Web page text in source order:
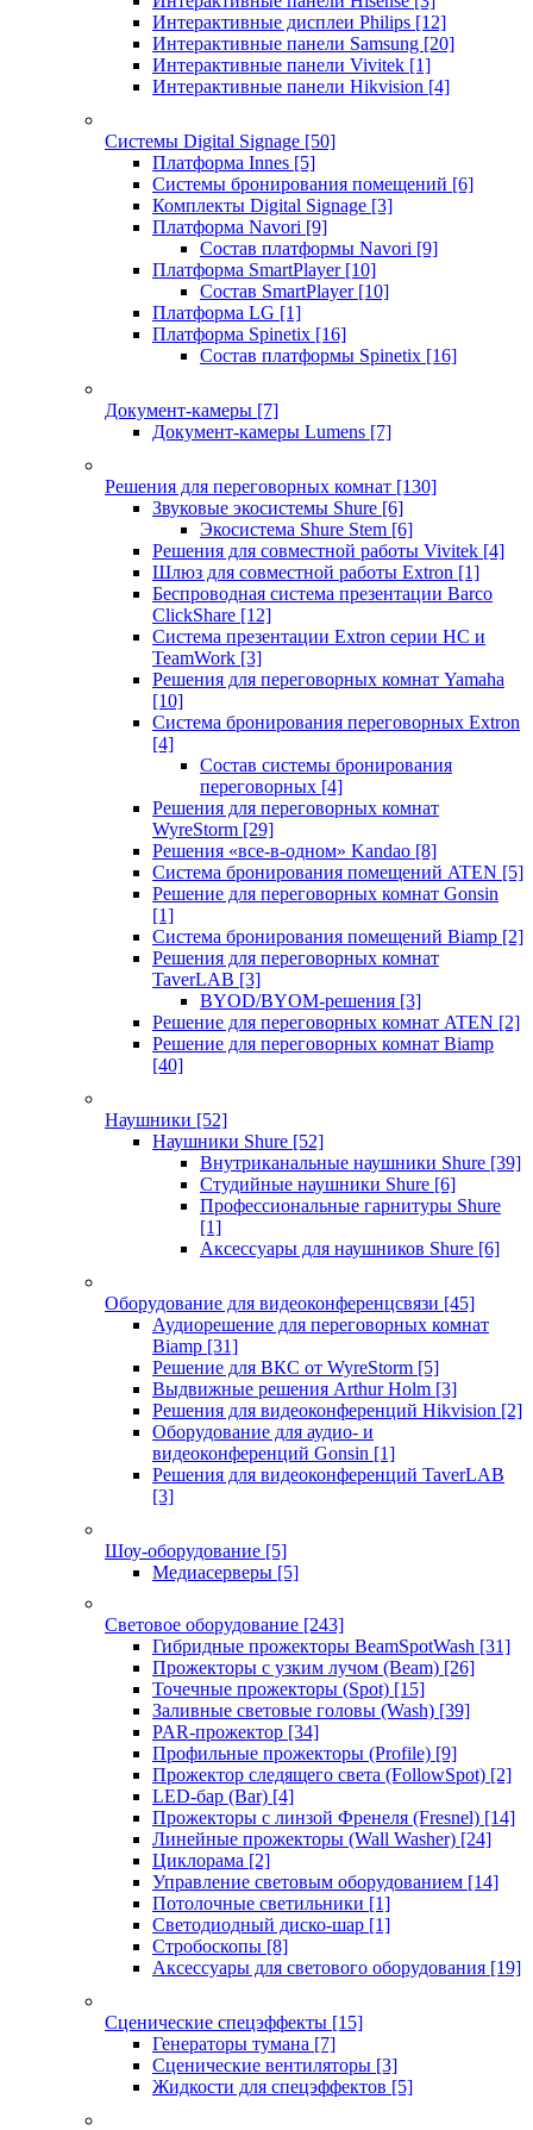
Интерактивные дисплеи Philips [12]
Интерактивные панели Samsung [20]
Интерактивные панели Vivitek [1]
Интерактивные панели Hikvision [4]
Системы Digital Signage [50]
Платформа Innes [5]
Системы бронирования помещений [6]
Комплекты Digital Signage [3]
Платформа Navori [9]
Состав платформы Navori [9]
Платформа SmartPlayer [10]
Состав SmartPlayer [10]
Платформа LG [1]
Платформа Spinetix [16]
Состав платформы Spinetix [16]
Документ-камеры [7]
Документ-камеры Lumens [7]
Решения для переговорных комнат [130]
Звуковые экосистемы Shure [6]
Экосистема Shure Stem [6]
Решения для совместной работы Vivitek [4]
Шлюз для совместной работы Extron [1]
Беспроводная система презентации Barco
ClickShare [12]
Система презентации Extron серии HC и
TeamWork [3]
Решения для переговорных комнат Yamaha
[10]
Система бронирования переговорных Extron
[4]
Состав системы бронирования
переговорных [4]
Решения для переговорных комнат
WyreStorm [29]
Решения «все-в-одном» Kandao [8]
Система бронирования помещений ATEN [5]
Решение для переговорных комнат Gonsin
[1]
Система бронирования помещений Biamp [2]
Решения для переговорных комнат
TaverLAB [3]
BYOD/BYOM-решения [3]
Решение для переговорных комнат ATEN [2]
Решение для переговорных комнат Biamp
[40]
Наушники [52]
Наушники Shure [52]
Внутриканальные наушники Shure [39]
Студийные наушники Shure [6]
Профессиональные гарнитуры Shure
[1]
Аксессуары для наушников Shure [6]
Оборудование для видеоконференцсвязи [45]
Аудиорешение для переговорных комнат
Biamp [31]
Решение для ВКС от WyreStorm [5]
Выдвижные решения Arthur Holm [3]
Решения для видеоконференций Hikvision [2]
Оборудование для аудио- и
видеоконференций Gonsin [1]
Решения для видеоконференций TaverLAB
[3]
Шоу-оборудование [5]
Медиасерверы [5]
Световое оборудование [243]
Гибридные прожекторы BeamSpotWash [31]
Прожекторы с узким лучом (Beam) [26]
Точечные прожекторы (Spot) [15]
Заливные световые головы (Wash) [39]
PAR-прожектор [34]
Профильные прожекторы (Profile) [9]
Прожектор следящего света (FollowSpot) [2]
LED-бар (Bar) [4]
Прожекторы с линзой Френеля (Fresnel) [14]
Линейные прожекторы (Wall Washer) [24]
Циклорама [2]
Управление световым оборудованием [14]
Потолочные светильники [1]
Светодиодный диско-шар [1]
Стробоскопы [8]
Аксессуары для светового оборудования [19]
Сценические спецэффекты [15]
Генераторы тумана [7]
Сценические вентиляторы [3]
Жидкости для спецэффектов [5]